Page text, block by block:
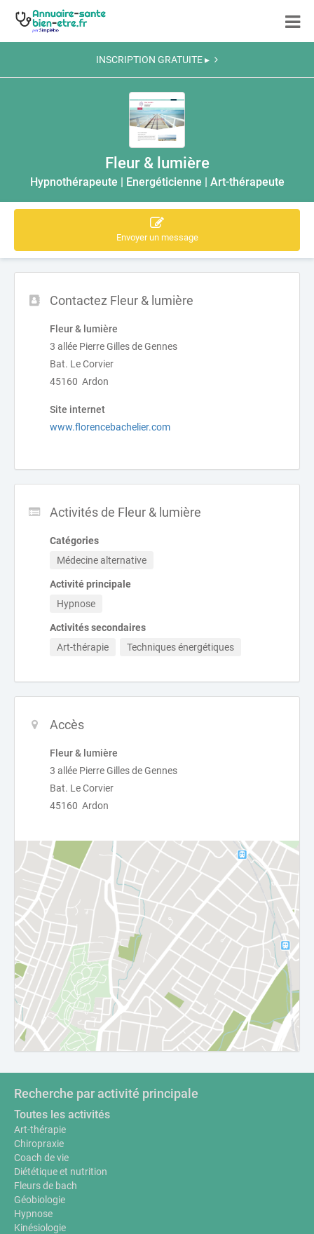
INSCRIPTION GRATUITE ▸
Fleur & lumière
Hypnothérapeute | Energéticienne | Art-thérapeute
Envoyer un message
Contactez Fleur & lumière
Fleur & lumière
3 allée Pierre Gilles de Gennes
Bat. Le Corvier
45160 Ardon
Site internet
www.florencebachelier.com
Activités de Fleur & lumière
Catégories
Médecine alternative
Activité principale
Hypnose
Activités secondaires
Art-thérapie
Techniques énergétiques
Accès
Fleur & lumière
3 allée Pierre Gilles de Gennes
Bat. Le Corvier
45160 Ardon
Recherche par activité principale
Toutes les activités
Art-thérapie
Chiropraxie
Coach de vie
Diététique et nutrition
Fleurs de bach
Géobiologie
Hypnose
Kinésiologie